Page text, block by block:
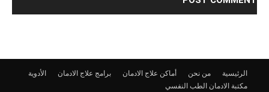
الرئيسية من نحن أماكن علاج الادمان برامج علاج الادمان
الأدوية
مكتبة الادمان الطب النفسي